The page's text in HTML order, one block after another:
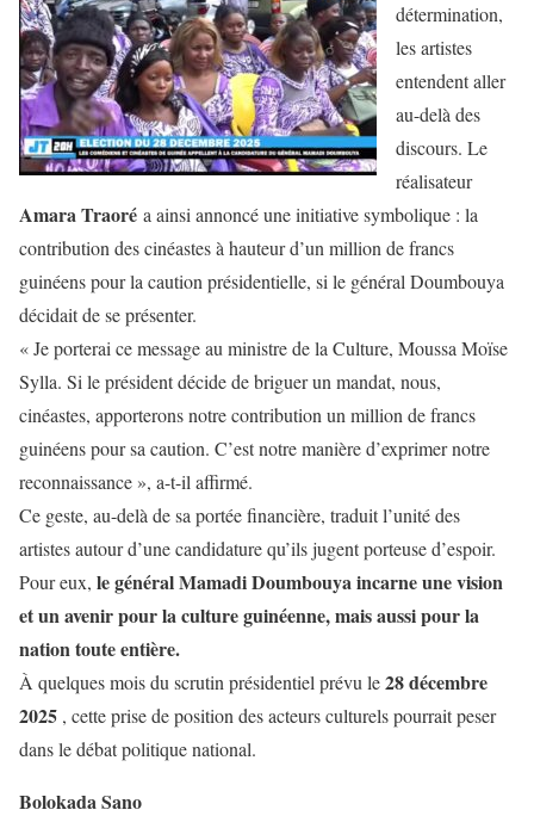
détermination,
les artistes
entendent aller
au-delà des
discours. Le
réalisateur
Amara Traoré a ainsi annoncé une initiative symbolique : la
contribution des cinéastes à hauteur d’un million de francs
guinéens pour la caution présidentielle, si le général Doumbouya
décidait de se présenter.
« Je porterai ce message au ministre de la Culture, Moussa Moïse
Sylla. Si le président décide de briguer un mandat, nous,
cinéastes, apporterons notre contribution un million de francs
guinéens pour sa caution. C’est notre manière d’exprimer notre
reconnaissance », a-t-il affirmé.
Ce geste, au-delà de sa portée financière, traduit l’unité des
artistes autour d’une candidature qu’ils jugent porteuse d’espoir.
Pour eux, le général Mamadi Doumbouya incarne une vision
et un avenir pour la culture guinéenne, mais aussi pour la
nation toute entière.
À quelques mois du scrutin présidentiel prévu le28 décembre
2025 , cette prise de position des acteurs culturels pourrait peser
dans le débat politique national.
Bolokada Sano